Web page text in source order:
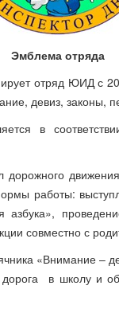
Эмблема отряда
отряд ЮИД с
девиз, законы,
в
работы:
совместно с
«Внимание –
в школу и